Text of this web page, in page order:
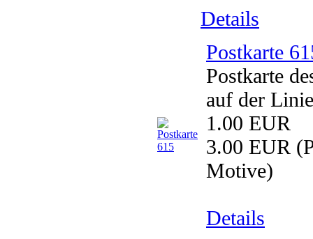
Details
Postkarte
Postkarte
auf der
1.00 EUR
3.00 EUR
Motive)
Details